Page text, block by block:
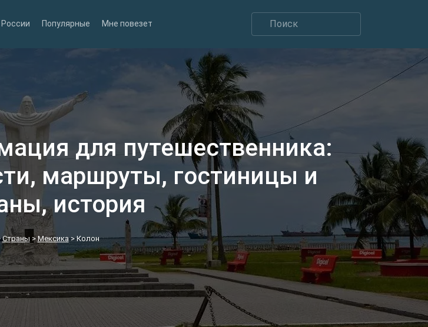
России Популярные Мне повезет
для путешественника:
маршруты, гостиницы и
история
Страны >Мексика>Колон